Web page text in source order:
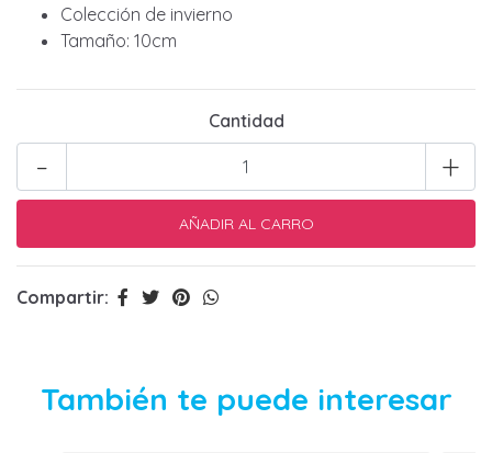
Colección de invierno
Tamaño: 10cm
Cantidad
+
-
Compartir:
También te puede interesar